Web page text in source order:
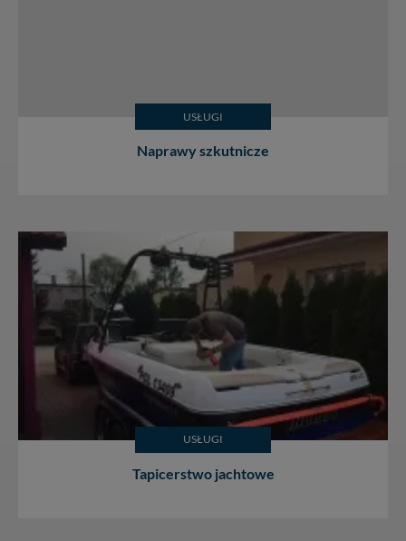
USŁUGI
Naprawy szkutnicze
USŁUGI
Tapicerstwo jachtowe